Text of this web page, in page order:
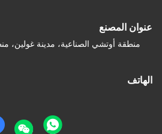
عنوان المصنع
منطقة أوتشي الصناعية، مدينة غولين،
الهاتف